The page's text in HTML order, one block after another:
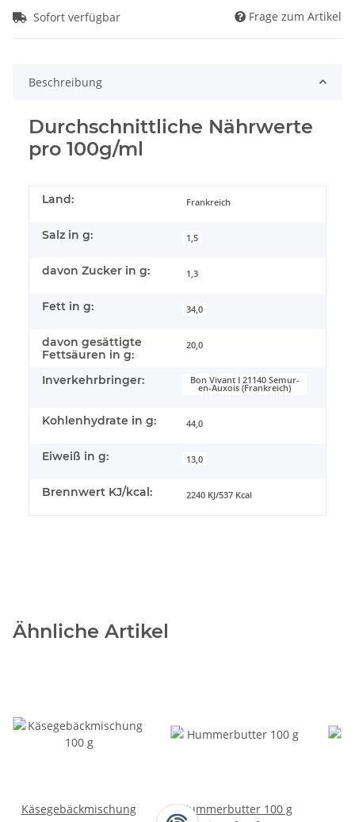
Sofort verfügbar Frage zum Artikel
Beschreibung
Durchschnittliche Nährwerte
pro 100g/ml
Land: Frankreich
Salz in g: 1,5
davon Zucker in g: 1,3
Fett in g: 34,0
davon gesättigte
Fettsäuren in g:
20,0
Inverkehrbringer: Bon Vivant I 21140 Semur-
en-Auxois (Frankreich)
Kohlenhydrate in g: 44,0
Eiweiß in g: 13,0
Brennwert KJ/kcal: 2240 KJ/537 Kcal
Ähnliche Artikel
Käsegebäckmischung
Hummerbutter 100 g